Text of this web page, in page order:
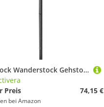
Sitzstock Wanderstock Gehstock faltbar und höhenverstellbar inkl. Tasche Farbe schwarz rot
Preis
74,15 €
bei Amazon